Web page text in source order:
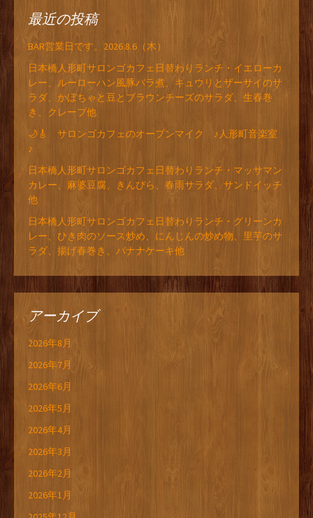
最近の投稿
BAR営業日です。2026.8.6（木）
日本橋人形町サロンゴカフェ日替わりランチ・イエローカ
レー、ルーローハン風豚バラ煮、キュウリとザーサイのサ
ラダ、かぼちゃと豆とブラウンチーズのサラダ、生春巻
き、クレープ他
🌙🎸 サロンゴカフェのオープンマイク ♪人形町音楽室
♪
日本橋人形町サロンゴカフェ日替わりランチ・マッサマン
カレー、麻婆豆腐、きんぴら、春雨サラダ、サンドイッチ
他
日本橋人形町サロンゴカフェ日替わりランチ・グリーンカ
レー、ひき肉のソース炒め、にんじんの炒め物、里芋のサ
ラダ、揚げ春巻き、バナナケーキ他
アーカイブ
2026年8月
2026年7月
2026年6月
2026年5月
2026年4月
2026年3月
2026年2月
2026年1月